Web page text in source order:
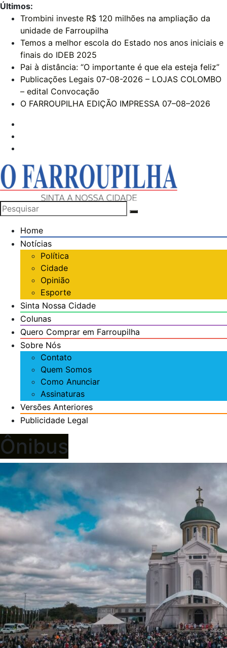
Pular
para
conteúdo
Últimos:
Trombini investe R$ 120 milhões na ampliação da
unidade de Farroupilha
Temos a melhor escola do Estado nos anos iniciais e
finais do IDEB 2025
Pai à distância: “O importante é que ela esteja feliz”
Publicações Legais 07-08-2026 – LOJAS COLOMBO
– edital Convocação
O FARROUPILHA EDIÇÃO IMPRESSA 07–08–2026
O
Farroupilha
Sinta
Home
Notícias
Política
Cidade
Opinião
Esporte
Sinta Nossa Cidade
Colunas
Quero Comprar em Farroupilha
Sobre Nós
Contato
Quem Somos
Como Anunciar
Assinaturas
Versões Anteriores
Publicidade Legal
Ônibus